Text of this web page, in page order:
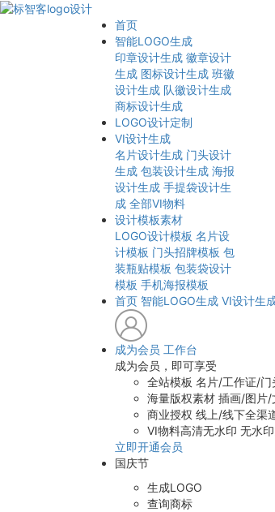
首页
智能LOGO生成
印章设计生成 徽章设计
生成 图标设计生成 班徽
设计生成 队徽设计生成
商标设计生成
LOGO设计定制
VI设计生成
名片设计生成 门头设计
生成 包装设计生成 海报
设计生成 手提袋设计生
成 全部VI物料
设计模板素材
LOGO设计模板 名片设
计模板 门头招牌模板 包
装瓶贴模板 包装袋设计
模板 手机海报模板
首页 智能LOGO生成 VI设计生
成为会员 工作台
成为会员，即可享受
全站模板 名片/工作证/门
海量版权素材 插画/图片/
商业授权 线上/线下全渠
VI物料高清无水印 无水
立即开通会员
国庆节
生成LOGO
查询商标